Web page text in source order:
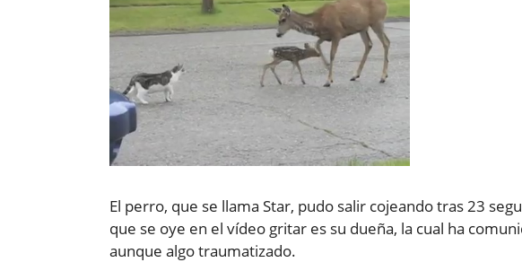
El perro, que se llama Star, pudo salir cojeando tras 23
que se oye en el vídeo gritar es su dueña, la cual ha
aunque algo traumatizado.